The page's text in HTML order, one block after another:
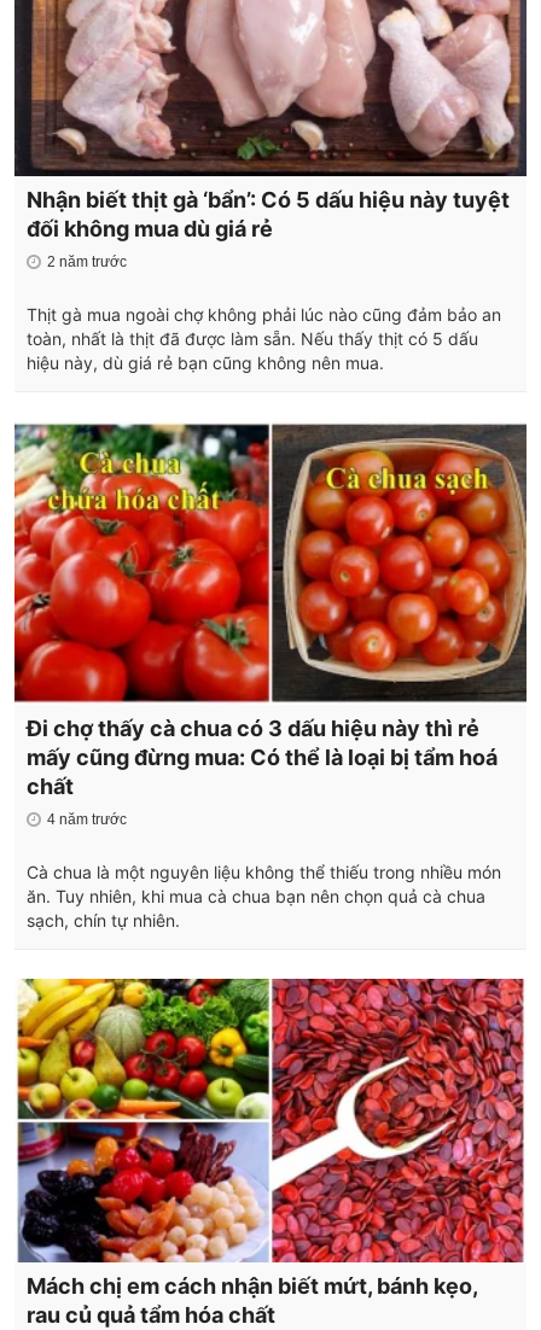
Nhận biết thịt gà ‘bẩn’: Có 5 dấu hiệu này tuyệt
đối không mua dù giá rẻ
2 năm trước
Thịt gà mua ngoài chợ không phải lúc nào cũng đảm bảo an
toàn, nhất là thịt đã được làm sẵn. Nếu thấy thịt có 5 dấu
hiệu này, dù giá rẻ bạn cũng không nên mua.
Đi chợ thấy cà chua có 3 dấu hiệu này thì rẻ
mấy cũng đừng mua: Có thể là loại bị tẩm hoá
chất
4 năm trước
Cà chua là một nguyên liệu không thể thiếu trong nhiều món
ăn. Tuy nhiên, khi mua cà chua bạn nên chọn quả cà chua
sạch, chín tự nhiên.
Mách chị em cách nhận biết mứt, bánh kẹo,
rau củ quả tẩm hóa chất